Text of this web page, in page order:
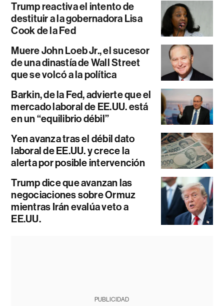
Trump reactiva el intento de
destituir a la gobernadora Lisa
Cook de la Fed
Muere John Loeb Jr., el sucesor
de una dinastía de Wall Street
que se volcó a la política
Barkin, de la Fed, advierte que el
mercado laboral de EE.UU. está
en un “equilibrio débil”
Yen avanza tras el débil dato
laboral de EE.UU. y crece la
alerta por posible intervención
Trump dice que avanzan las
negociaciones sobre Ormuz
mientras Irán evalúa veto a
EE.UU.
PUBLICIDAD